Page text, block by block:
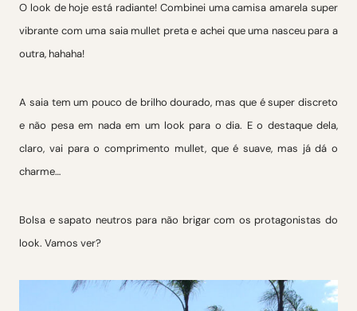
O look de hoje está radiante! Combinei uma camisa amarela super
vibrante com uma saia mullet preta e achei que uma nasceu para a
outra, hahaha!
A saia tem um pouco de brilho dourado, mas que é super discreto
e não pesa em nada em um look para o dia. E o destaque dela,
claro, vai para o comprimento mullet, que é suave, mas já dá o
charme…
Bolsa e sapato neutros para não brigar com os protagonistas do
look. Vamos ver?